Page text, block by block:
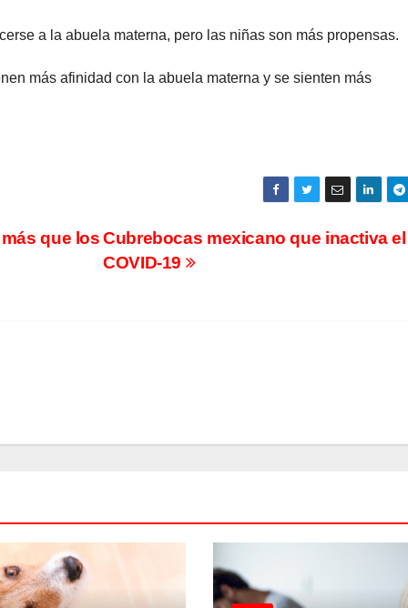
a la abuela materna, pero las niñas son más propensas.
más afinidad con la abuela materna y se sienten más
Cubrebocas mexicano que inactiva el
COVID-19
que los